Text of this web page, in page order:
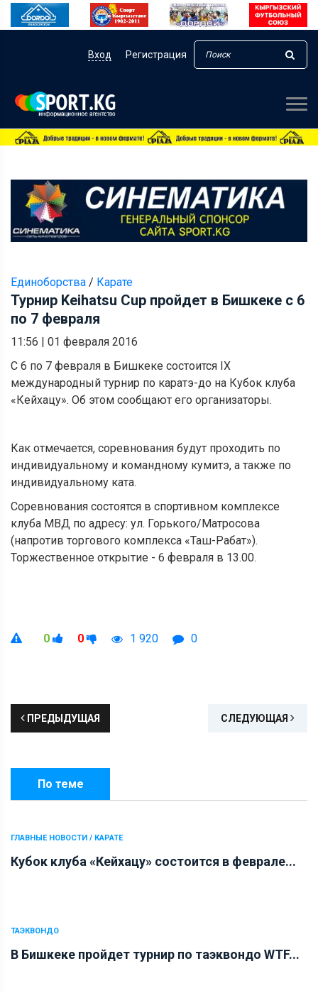
Вход Регистрация
Единоборства / Карате
Турнир Keihatsu Сup пройдет в Бишкеке с 6
по 7 февраля
11:56 | 01 февраля 2016
С 6 по 7 февраля в Бишкеке состоится IX
международный турнир по каратэ-до на Кубок клуба
«Кейхацу». Об этом сообщают его организаторы.
Как отмечается, соревнования будут проходить по
индивидуальному и командному кумитэ, а также по
индивидуальному ката.
Соревнования состоятся в спортивном комплексе
клуба МВД по адресу: ул. Горького/Матросова
(напротив торгового комплекса «Таш-Рабат»).
Торжественное открытие - 6 февраля в 13.00.
0 0 1 920 0
ПРЕДЫДУЩАЯ СЛЕДУЮЩАЯ
По теме
ГЛАВНЫЕ НОВОСТИ / КАРАТЕ
Кубок клуба «Кейхацу» состоится в феврале...
ТАЭКВОНДО
В Бишкеке пройдет турнир по таэквондо WTF...